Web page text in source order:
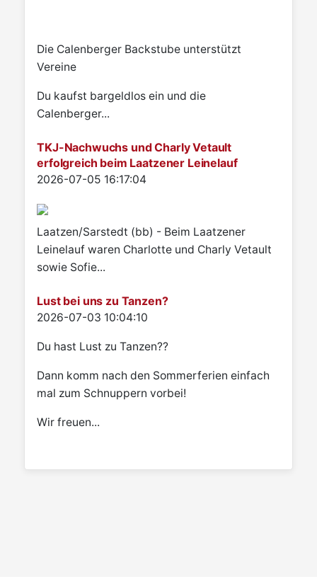
Die Calenberger Backstube unterstützt
Vereine
Du kaufst bargeldlos ein und die
Calenberger...
TKJ-Nachwuchs und Charly Vetault
erfolgreich beim Laatzener Leinelauf
Details
2026-07-05 16:17:04
Laatzen/Sarstedt (bb) - Beim Laatzener
Leinelauf waren Charlotte und Charly Vetault
sowie Sofie...
Lust bei uns zu Tanzen?
Details
2026-07-03 10:04:10
Du hast Lust zu Tanzen??
Dann komm nach den Sommerferien einfach
mal zum Schnuppern vorbei!
Wir freuen...